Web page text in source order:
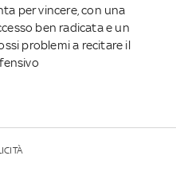
per vincere, con una
ben radicata e un
problemi a recitare il